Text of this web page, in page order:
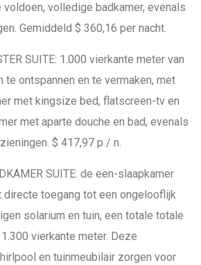
volledige badkamer, evenals
Gemiddeld $ 360,16 per nacht.
SUITE: 1.000 vierkante meter van
te ontspannen en te vermaken, met
met kingsize bed, flatscreen-tv en
met aparte douche en bad, evenals
$ 417,97 p / n.
SUITE: de een-slaapkamer
directe toegang tot een ongelooflijk
solarium en tuin, een totale totale
vierkante meter. Deze
en tuinmeubilair zorgen voor